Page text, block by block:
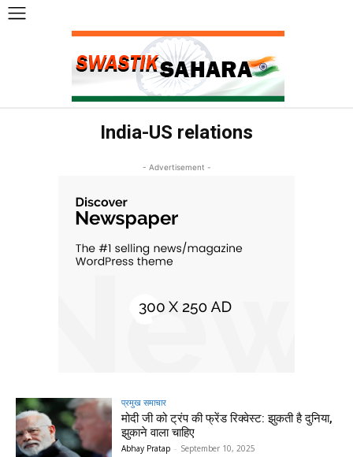
India-US relations
- Advertisement -
प्रमुख समाचार‎
मोदी जी को ट्रंप की फ्रेंड रिक्वेस्ट: झुकती है दुनिया,
झुकाने वाला चाहिए
Abhay Pratap - September 10, 2025